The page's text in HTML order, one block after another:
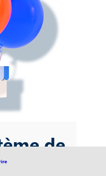
de
: un